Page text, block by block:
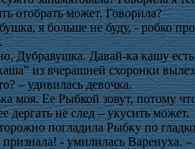
отобрать может. Говорила?
я больше не буду, - робко
Дубравушка. Давай-ка кашу
из вчерашней схоронки
– удивилась девочка.
моя. Ее Рыбкой зовут, потому
дергать не след – укусить может.
погладила Рыбку по
- умилилась Варенуха.